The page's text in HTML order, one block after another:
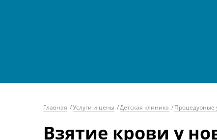
Главная /Услуги и цены /Детская клиника /Процедурные
Взятие крови у